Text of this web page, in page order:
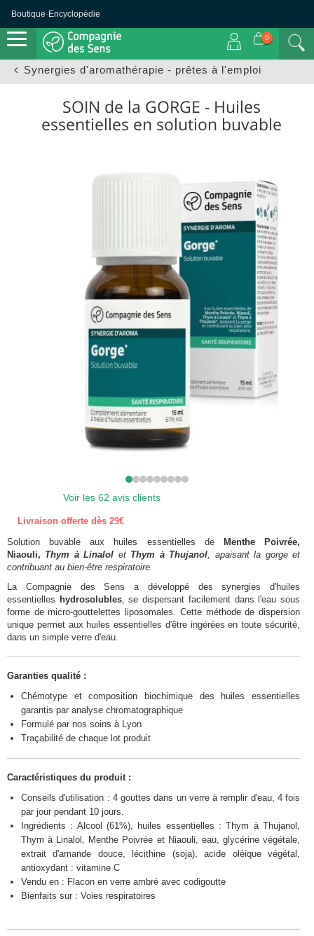
Boutique· Encyclopédie
0
Synergies d'aromathérapie - prêtes à l'emploi
SOIN de la GORGE - Huiles
essentielles en solution buvable
Voir les 62 avis clients
Livraison offerte dès 29€
Solution buvable aux huiles essentielles de Menthe Poivrée,
Niaouli, Thym à Linalol etThym à Thujanol , apaisant la gorge et
contribuant au bien-être respiratoire.
La Compagnie des Sens a développé des synergies d'huiles
essentielles hydrosolubles, se dispersant facilement dans l'eau sous
forme de micro-gouttelettes liposomales. Cette méthode de dispersion
unique permet aux huiles essentielles d'être ingérées en toute sécurité,
dans un simple verre d'eau.
Garanties qualité :
Chémotype et composition biochimique des huiles essentielles
garantis par analyse chromatographique
Formulé par nos soins à Lyon
Traçabilité de chaque lot produit
Caractéristiques du produit :
Conseils d'utilisation : 4 gouttes dans un verre à remplir d'eau, 4 fois
par jour pendant 10 jours.
Ingrédients : Alcool (61%), huiles essentielles : Thym à Thujanol,
Thym à Linalol, Menthe Poivrée et Niaouli, eau, glycérine végétale,
extrait d'amande douce, lécithine (soja), acide oléique végétal,
antioxydant : vitamine C
Vendu en : Flacon en verre ambré avec codigoutte
Bienfaits sur : Voies respiratoires